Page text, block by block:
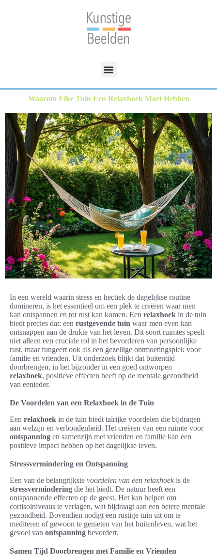
Waarom Elke Tuin Een Relaxhoek Moet Hebben
In een wereld waarin stress en hectiek de dagelijkse routine
domineren, is het essentieel om een plek te creëren waar men
kan ontspannen en tot rust kan komen. Een relaxhoek in de tuin
biedt precies dat: een rustgevende tuin waar men even kan
ontsnappen aan de drukte van het leven. Dit soort ruimtes speelt
niet alleen een cruciale rol in het bevorderen van persoonlijke
rust, maar fungeert ook als een gezellige ontmoetingsplek voor
familie en vrienden. Uit onderzoek blijkt dat buitentijd
doorbrengen, in het bijzonder in een goed ontworpen
relaxhoek, positieve effecten heeft op de mentale gezondheid
van eenieder.
De Voordelen van een Relaxhoek in de Tuin
Een relaxhoek in de tuin biedt talrijke voordelen die bijdragen
aan welzijn en verbondenheid. Het creëren van een ruimte voor
ontspanning en samenzijn met vrienden en familie kan een
positieve impact hebben op het dagelijkse leven.
Stressvermindering en Ontspanning
Een van de belangrijkste voordelen van een relaxhoek is de
stressvermindering die het biedt. De natuur heeft een
ontspannende effecten op de geest. Het kan helpen om
cortisolniveaus te verlagen, wat bijdraagt aan een betere mentale
gezondheid. Bovendien nodigt een rustige tuin uit om te
mediteren of gewoon te genieten van het buitenleven, wat het
gevoel van ontspanning bevordert.
Samen Tijd Doorbrengen met Familie en Vrienden